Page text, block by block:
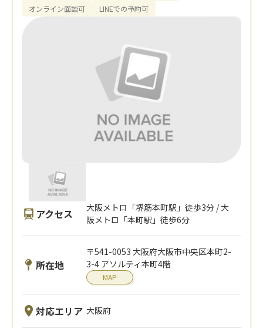
オンライン面談可 LINEでの予約可
アクセス
大阪メトロ「堺筋本町駅」徒歩3分 / 大
阪メトロ「本町駅」徒歩6分
所在地
〒541-0053 大阪府大阪市中央区本町2-
3-4 アソルティ本町4階
MAP
対応エリア 大阪府